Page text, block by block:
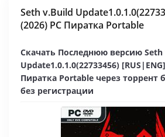
Seth v.Build
(2026) PC Пиратка Portable
Скачать Последнюю версию Seth
Update1.0.1.0(22733456)
Пиратка Portable через торрент
без регистрации